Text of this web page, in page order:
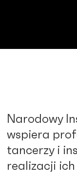
Narodowy
wspiera
tancerzy i
realizacji ich